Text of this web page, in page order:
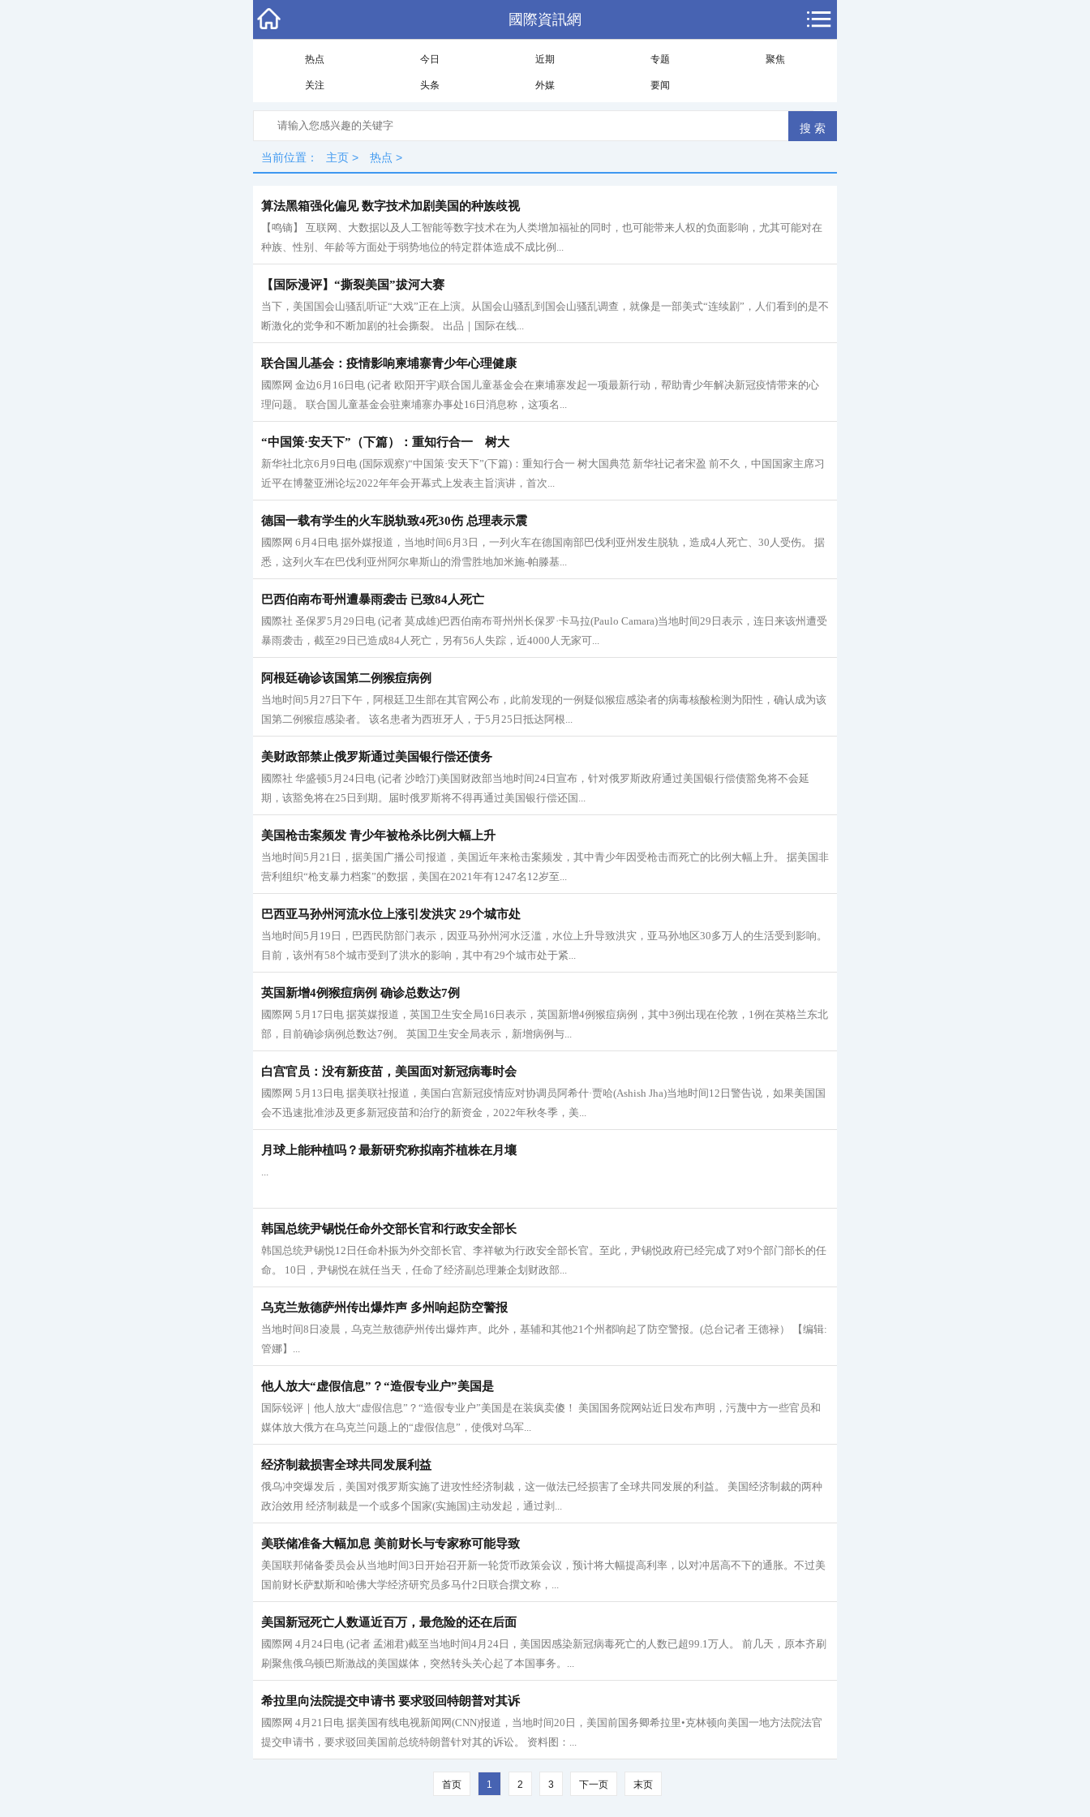
國際資訊網
热点 今日 近期 专题 聚焦
关注 头条 外媒 要闻
当前位置： 主页 > 热点 >
算法黑箱强化偏见 数字技术加剧美国的种族歧视
【鸣镝】 互联网、大数据以及人工智能等数字技术在为人类增加福祉的同时，也可能带来人权的负面影响，尤其可能对在
种族、性别、年龄等方面处于弱势地位的特定群体造成不成比例...
【国际漫评】“撕裂美国”拔河大赛
当下，美国国会山骚乱听证“大戏”正在上演。从国会山骚乱到国会山骚乱调查，就像是一部美式“连续剧”，人们看到的是不
断激化的党争和不断加剧的社会撕裂。 出品｜国际在线...
联合国儿基会：疫情影响柬埔寨青少年心理健康
國際网 金边6月16日电 (记者 欧阳开宇)联合国儿童基金会在柬埔寨发起一项最新行动，帮助青少年解决新冠疫情带来的心
理问题。 联合国儿童基金会驻柬埔寨办事处16日消息称，这项名...
“中国策·安天下”（下篇）：重知行合一 树大
新华社北京6月9日电 (国际观察)“中国策·安天下”(下篇)：重知行合一 树大国典范 新华社记者宋盈 前不久，中国国家主席习
近平在博鳌亚洲论坛2022年年会开幕式上发表主旨演讲，首次...
德国一载有学生的火车脱轨致4死30伤 总理表示震
國際网 6月4日电 据外媒报道，当地时间6月3日，一列火车在德国南部巴伐利亚州发生脱轨，造成4人死亡、30人受伤。 据
悉，这列火车在巴伐利亚州阿尔卑斯山的滑雪胜地加米施-帕滕基...
巴西伯南布哥州遭暴雨袭击 已致84人死亡
國際社 圣保罗5月29日电 (记者 莫成雄)巴西伯南布哥州州长保罗·卡马拉(Paulo Camara)当地时间29日表示，连日来该州遭受
暴雨袭击，截至29日已造成84人死亡，另有56人失踪，近4000人无家可...
阿根廷确诊该国第二例猴痘病例
当地时间5月27日下午，阿根廷卫生部在其官网公布，此前发现的一例疑似猴痘感染者的病毒核酸检测为阳性，确认成为该
国第二例猴痘感染者。 该名患者为西班牙人，于5月25日抵达阿根...
美财政部禁止俄罗斯通过美国银行偿还债务
國際社 华盛顿5月24日电 (记者 沙晗汀)美国财政部当地时间24日宣布，针对俄罗斯政府通过美国银行偿债豁免将不会延
期，该豁免将在25日到期。届时俄罗斯将不得再通过美国银行偿还国...
美国枪击案频发 青少年被枪杀比例大幅上升
当地时间5月21日，据美国广播公司报道，美国近年来枪击案频发，其中青少年因受枪击而死亡的比例大幅上升。 据美国非
营利组织“枪支暴力档案”的数据，美国在2021年有1247名12岁至...
巴西亚马孙州河流水位上涨引发洪灾 29个城市处
当地时间5月19日，巴西民防部门表示，因亚马孙州河水泛滥，水位上升导致洪灾，亚马孙地区30多万人的生活受到影响。
目前，该州有58个城市受到了洪水的影响，其中有29个城市处于紧...
英国新增4例猴痘病例 确诊总数达7例
國際网 5月17日电 据英媒报道，英国卫生安全局16日表示，英国新增4例猴痘病例，其中3例出现在伦敦，1例在英格兰东北
部，目前确诊病例总数达7例。 英国卫生安全局表示，新增病例与...
白宫官员：没有新疫苗，美国面对新冠病毒时会
國際网 5月13日电 据美联社报道，美国白宫新冠疫情应对协调员阿希什·贾哈(Ashish Jha)当地时间12日警告说，如果美国国
会不迅速批准涉及更多新冠疫苗和治疗的新资金，2022年秋冬季，美...
月球上能种植吗？最新研究称拟南芥植株在月壤
...
韩国总统尹锡悦任命外交部长官和行政安全部长
韩国总统尹锡悦12日任命朴振为外交部长官、李祥敏为行政安全部长官。至此，尹锡悦政府已经完成了对9个部门部长的任
命。 10日，尹锡悦在就任当天，任命了经济副总理兼企划财政部...
乌克兰敖德萨州传出爆炸声 多州响起防空警报
当地时间8日凌晨，乌克兰敖德萨州传出爆炸声。此外，基辅和其他21个州都响起了防空警报。(总台记者 王德禄） 【编辑:
管娜】...
他人放大“虚假信息”？“造假专业户”美国是
国际锐评｜他人放大“虚假信息”？“造假专业户”美国是在装疯卖傻！ 美国国务院网站近日发布声明，污蔑中方一些官员和
媒体放大俄方在乌克兰问题上的“虚假信息”，使俄对乌军...
经济制裁损害全球共同发展利益
俄乌冲突爆发后，美国对俄罗斯实施了进攻性经济制裁，这一做法已经损害了全球共同发展的利益。 美国经济制裁的两种
政治效用 经济制裁是一个或多个国家(实施国)主动发起，通过剥...
美联储准备大幅加息 美前财长与专家称可能导致
美国联邦储备委员会从当地时间3日开始召开新一轮货币政策会议，预计将大幅提高利率，以对冲居高不下的通胀。不过美
国前财长萨默斯和哈佛大学经济研究员多马什2日联合撰文称，...
美国新冠死亡人数逼近百万，最危险的还在后面
國際网 4月24日电 (记者 孟湘君)截至当地时间4月24日，美国因感染新冠病毒死亡的人数已超99.1万人。 前几天，原本齐刷
刷聚焦俄乌顿巴斯激战的美国媒体，突然转头关心起了本国事务。...
希拉里向法院提交申请书 要求驳回特朗普对其诉
國際网 4月21日电 据美国有线电视新闻网(CNN)报道，当地时间20日，美国前国务卿希拉里•克林顿向美国一地方法院法官
提交申请书，要求驳回美国前总统特朗普针对其的诉讼。 资料图：...
首页 1 2 3 下一页 末页